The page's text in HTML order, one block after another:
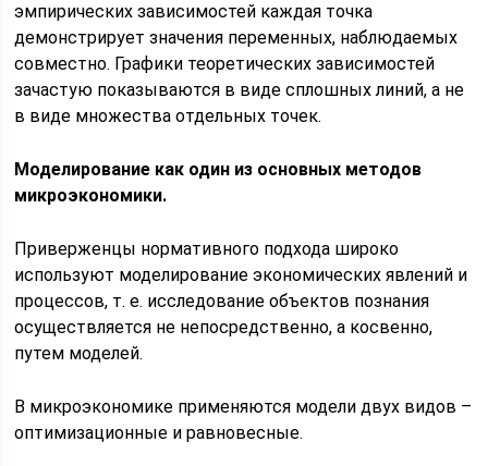
эмпирических зависимостей каждая точка
демонстрирует значения переменных, наблюдаемых
совместно. Графики теоретических зависимостей
зачастую показываются в виде сплошных линий, а не
в виде множества отдельных точек.
Моделирование как один из основных методов
микроэкономики.
Приверженцы нормативного подхода широко
используют моделирование экономических явлений и
процессов, т. е. исследование объектов познания
осуществляется не непосредственно, а косвенно,
путем моделей.
В микроэкономике применяются модели двух видов –
оптимизационные и равновесные.